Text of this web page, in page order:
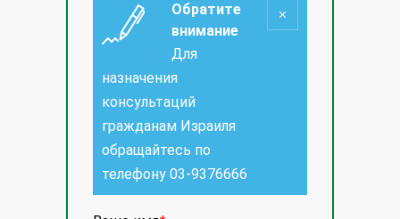
Обратите
внимание
Для
назначения
консультаций
гражданам Израиля
обращайтесь по
телефону 03-9376666